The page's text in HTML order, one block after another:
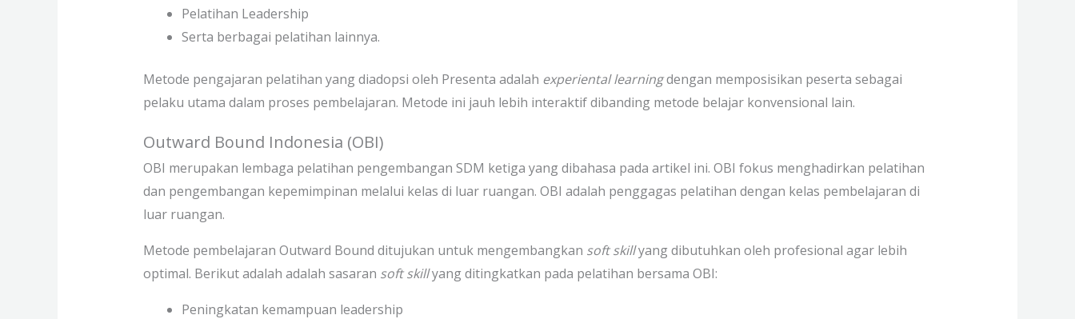
Pelatihan Leadership
Serta berbagai pelatihan lainnya.
Metode pengajaran pelatihan yang diadopsi oleh Presenta adalah experiental learningdengan memposisikan peserta sebagai
pelaku utama dalam proses pembelajaran. Metode ini jauh lebih interaktif dibanding metode belajar konvensional lain.
Outward Bound Indonesia (OBI)
OBI merupakan lembaga pelatihan pengembangan SDM ketiga yang dibahasa pada artikel ini. OBI fokus menghadirkan pelatihan
dan pengembangan kepemimpinan melalui kelas di luar ruangan. OBI adalah penggagas pelatihan dengan kelas pembelajaran di
luar ruangan.
Metode pembelajaran Outward Bound ditujukan untuk mengembangkan soft skillyang dibutuhkan oleh profesional agar lebih
optimal. Berikut adalah adalah sasaran soft skillyang ditingkatkan pada pelatihan bersama OBI:
Peningkatan kemampuan leadership